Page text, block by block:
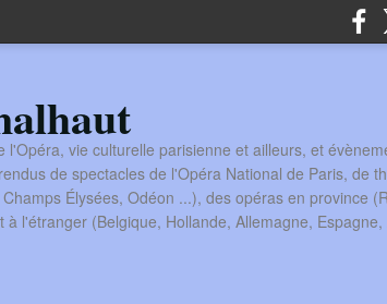
l'Opéra, vie culturelle parisienne et ailleurs, et
de spectacles de l'Opéra National de Paris, de
Élysées, Odéon ...), des opéras en province
à l'étranger (Belgique, Hollande, Allemagne,